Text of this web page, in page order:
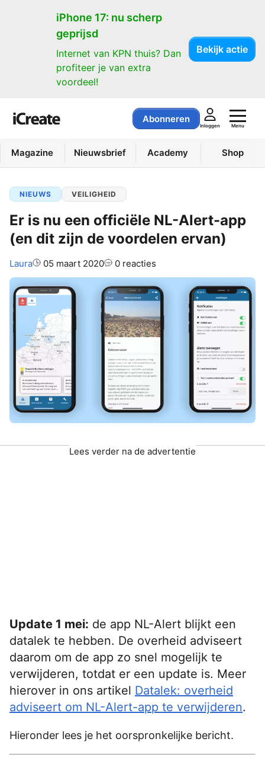
iPhone 17: nu scherp
geprijsd
Internet van KPN thuis? Dan
profiteer je van extra
voordeel!
Bekijk actie
Abonneren
Inloggen Menu
Magazine Nieuwsbrief Academy Shop
NIEUWS VEILIGHEID
Er is nu een officiële NL-Alert-app
(en dit zijn de voordelen ervan)
Auteur:
Laura 05 maart 2020 0 reacties
Lees verder na de advertentie
Update 1 mei: de app NL-Alert blijkt een
datalek te hebben. De overheid adviseert
daarom om de app zo snel mogelijk te
verwijderen, totdat er een update is. Meer
hierover in ons artikel Datalek: overheid
adviseert om NL-Alert-app te verwijderen.
Hieronder lees je het oorspronkelijke bericht.